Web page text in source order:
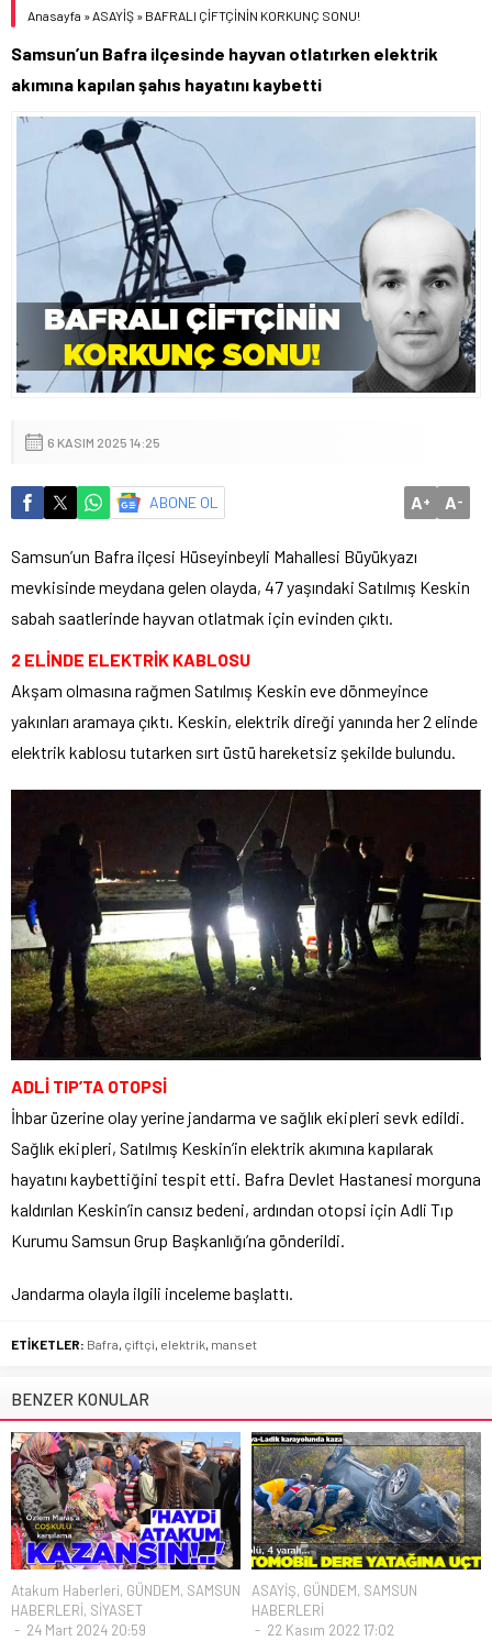
Anasayfa »ASAYİŞ » BAFRALI ÇİFTÇİNİN KORKUNÇ SONU!
Samsun’un Bafra ilçesinde hayvan otlatırken elektrik
akımına kapılan şahıs hayatını kaybetti
6 KASIM 2025 14:25
ABONE OL A+ A-
Samsun’un Bafra ilçesi Hüseyinbeyli Mahallesi Büyükyazı
mevkisinde meydana gelen olayda, 47 yaşındaki Satılmış Keskin
sabah saatlerinde hayvan otlatmak için evinden çıktı.
2 ELİNDE ELEKTRİK KABLOSU
Akşam olmasına rağmen Satılmış Keskin eve dönmeyince
yakınları aramaya çıktı. Keskin, elektrik direği yanında her 2 elinde
elektrik kablosu tutarken sırt üstü hareketsiz şekilde bulundu.
ADLİ TIP’TA OTOPSİ
İhbar üzerine olay yerine jandarma ve sağlık ekipleri sevk edildi.
Sağlık ekipleri, Satılmış Keskin’in elektrik akımına kapılarak
hayatını kaybettiğini tespit etti. Bafra Devlet Hastanesi morguna
kaldırılan Keskin’in cansız bedeni, ardından otopsi için Adli Tıp
Kurumu Samsun Grup Başkanlığı’na gönderildi.
Jandarma olayla ilgili inceleme başlattı.
ETİKETLER: Bafra, çiftçi, elektrik, manset
BENZER KONULAR
Atakum Haberleri, GÜNDEM, SAMSUN
HABERLERİ, SİYASET
24 Mart 2024 20:59
ASAYİŞ, GÜNDEM, SAMSUN
HABERLERİ
22 Kasım 2022 17:02